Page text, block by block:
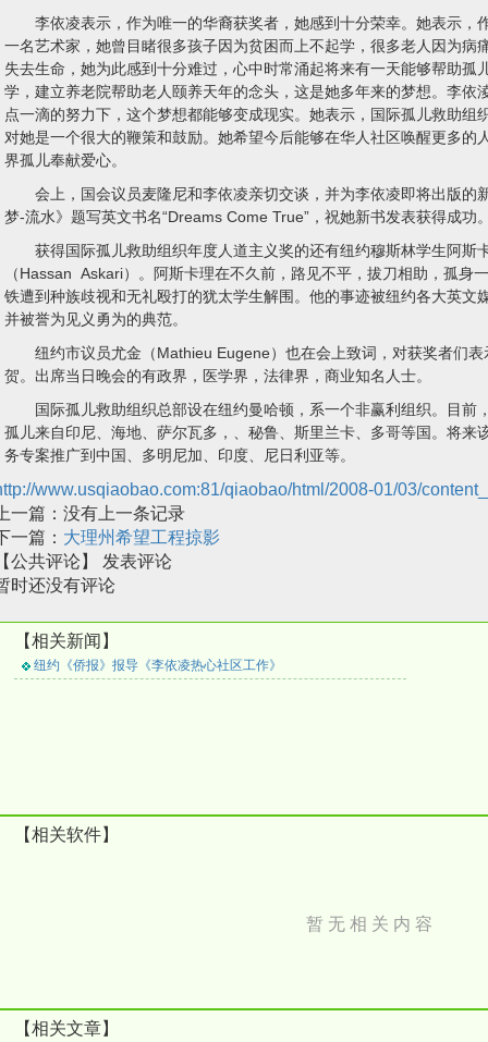
李依凌表示，作为唯一的华裔获奖者，她感到十分荣幸。她表示，
一名艺术家，她曾目睹很多孩子因为贫困而上不起学，很多老人因为病
失去生命，她为此感到十分难过，心中时常涌起将来有一天能够帮助孤
学，建立养老院帮助老人颐养天年的念头，这是她多年来的梦想。李依
点一滴的努力下，这个梦想都能够变成现实。她表示，国际孤儿救助组
对她是一个很大的鞭策和鼓励。她希望今后能够在华人社区唤醒更多的
界孤儿奉献爱心。
会上，国会议员麦隆尼和李依凌亲切交谈，并为李依凌即将出版的
梦-流水》题写英文书名“Dreams Come True”，祝她新书发表获得成功
获得国际孤儿救助组织年度人道主义奖的还有纽约穆斯林学生阿斯
（Hassan Askari）。阿斯卡理在不久前，路见不平，拔刀相助，孤身
铁遭到种族歧视和无礼殴打的犹太学生解围。他的事迹被纽约各大英文
并被誉为见义勇为的典范。
纽约市议员尤金（Mathieu Eugene）也在会上致词，对获奖者们表
贺。出席当日晚会的有政界，医学界，法律界，商业知名人士。
国际孤儿救助组织总部设在纽约曼哈顿，系一个非赢利组织。目前
孤儿来自印尼、海地、萨尔瓦多，、秘鲁、斯里兰卡、多哥等国。将来
务专案推广到中国、多明尼加、印度、尼日利亚等。
www.usqiaobao.com:81/qiaobao/html/2008-01/03/
一篇： 没有上一条记录
一篇： 大理州希望工程掠影
公共评论】
发表评论
时还没有评论
【相关新闻】
纽约《侨报》报导《李依凌热心社区工作》
【相关软件】
暂 无 相 关 内 容
【相关文章】